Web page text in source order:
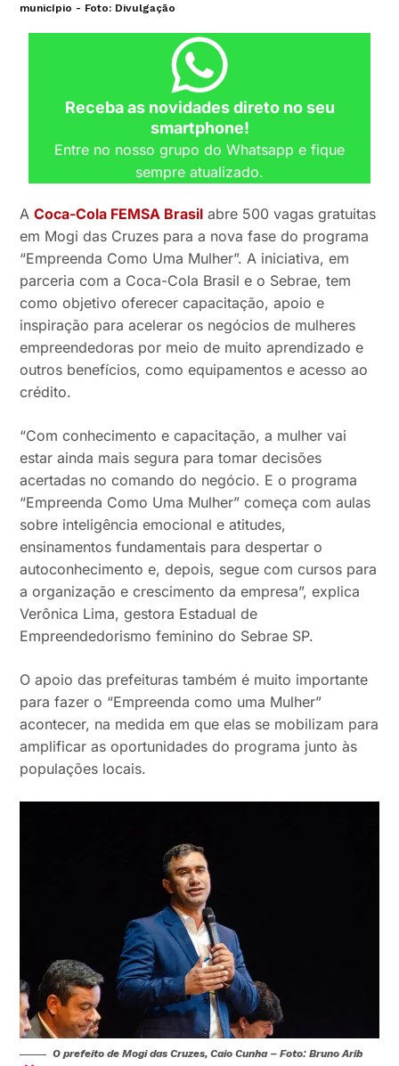
município - Foto: Divulgação
Receba as novidades direto no seu
smartphone!
Entre no nosso grupo do Whatsapp e fique
sempre atualizado.
ACoca-Cola FEMSA Brasil abre 500 vagas gratuitas
em Mogi das Cruzes para a nova fase do programa
“Empreenda Como Uma Mulher”. A iniciativa, em
parceria com a Coca-Cola Brasil e o Sebrae, tem
como objetivo oferecer capacitação, apoio e
inspiração para acelerar os negócios de mulheres
empreendedoras por meio de muito aprendizado e
outros benefícios, como equipamentos e acesso ao
crédito.
“Com conhecimento e capacitação, a mulher vai
estar ainda mais segura para tomar decisões
acertadas no comando do negócio. E o programa
“Empreenda Como Uma Mulher” começa com aulas
sobre inteligência emocional e atitudes,
ensinamentos fundamentais para despertar o
autoconhecimento e, depois, segue com cursos para
a organização e crescimento da empresa”, explica
Verônica Lima, gestora Estadual de
Empreendedorismo feminino do Sebrae SP.
O apoio das prefeituras também é muito importante
para fazer o “Empreenda como uma Mulher”
acontecer, na medida em que elas se mobilizam para
amplificar as oportunidades do programa junto às
populações locais.
O prefeito de Mogi das Cruzes, Caio Cunha – Foto: Bruno Arib